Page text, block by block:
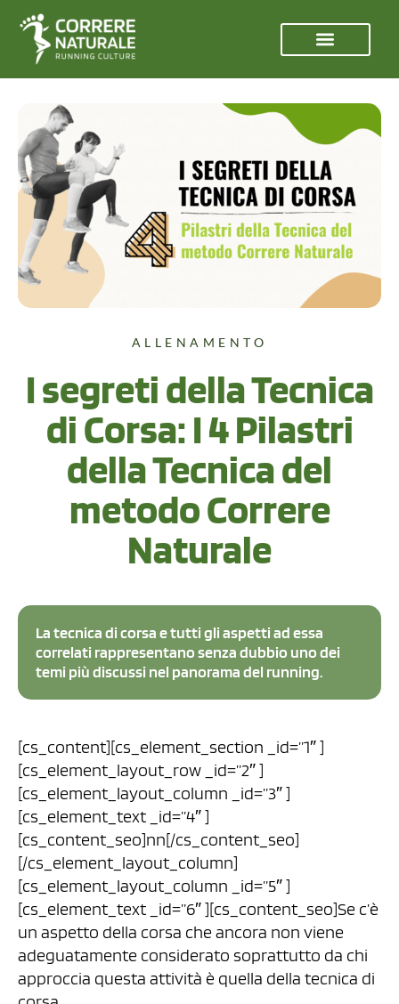
ALLENAMENTO
I segreti della Tecnica
di Corsa: I 4 Pilastri
della Tecnica del
metodo Correre
Naturale
La tecnica di corsa e tutti gli aspetti ad essa
correlati rappresentano senza dubbio uno dei
temi più discussi nel panorama del running.
[cs_content][cs_element_section _id=”1″ ]
[cs_element_layout_row _id=”2″ ]
[cs_element_layout_column _id=”3″ ]
[cs_element_text _id=”4″ ]
[cs_content_seo]nn[/cs_content_seo]
[/cs_element_layout_column]
[cs_element_layout_column _id=”5″ ]
[cs_element_text _id=”6″ ][cs_content_seo]Se c’è
un aspetto della corsa che ancora non viene
adeguatamente considerato soprattutto da chi
approccia questa attività è quella della tecnica di